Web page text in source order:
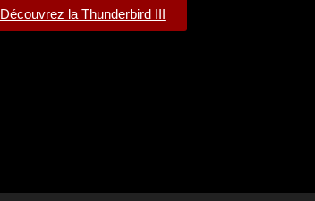
Découvrez la Thunderbird III